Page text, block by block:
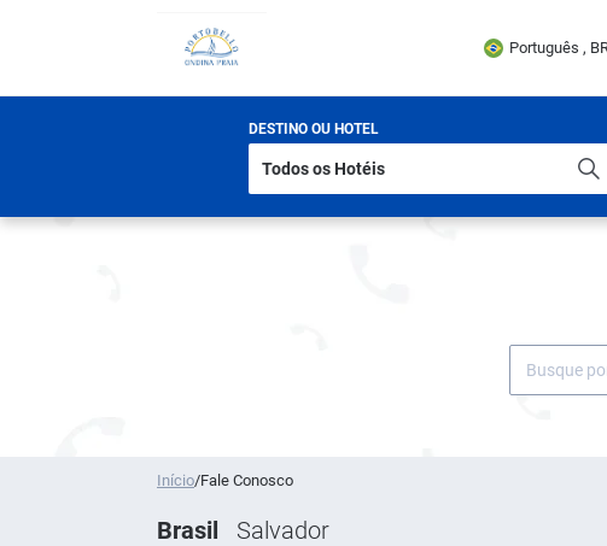
Português ,
DESTINO OU HOTEL
Início/Fale Conosco
Brasil Salvador